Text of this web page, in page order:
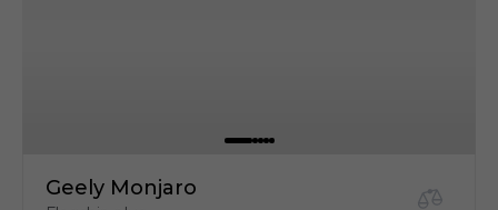
Geely Monjaro